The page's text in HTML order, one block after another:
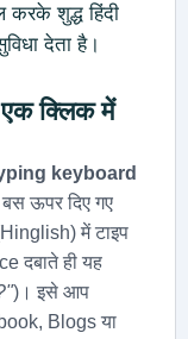
करके शुद्ध हिंदी
देता है।
क्लिक में
keyboard
ऊपर दिए गए
में टाइप
दबाते ही यह
)। इसे आप
Blogs या